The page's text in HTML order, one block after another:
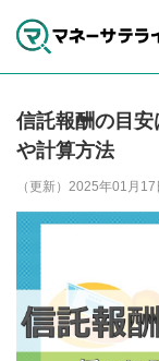
信託報酬の目
や計算方法
（更新）2025年01月17